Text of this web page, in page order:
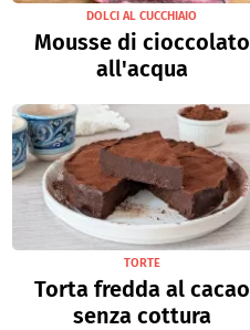
DOLCI AL CUCCHIAIO
Mousse di cioccolato
all'acqua
TORTE
Torta fredda al cacao
senza cottura